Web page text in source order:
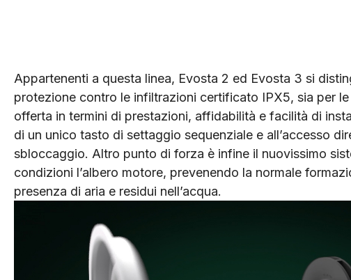
Appartenenti a questa linea, Evosta 2 ed Evosta 3 si
protezione contro le infiltrazioni certificato IPX5, sia per
offerta in termini di prestazioni, affidabilità e facilità di
di un unico tasto di settaggio sequenziale e all’accesso
sbloccaggio. Altro punto di forza è infine il nuovissimo
condizioni l’albero motore, prevenendo la normale
presenza di aria e residui nell’acqua.